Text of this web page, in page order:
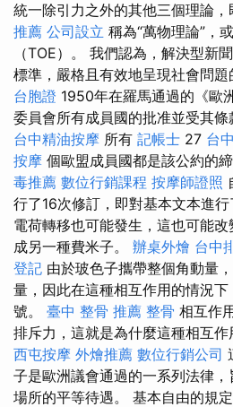
統一除引力之外的其他三個理論，
推薦 公司設立 稱為“萬物理論”，
（TOE）。 我們認為，解決型新
標準，嚴格且有效地呈現社會問題
台胞證 1950年在羅馬通過的《歐
委員會所有成員國的批准並受其條
台中精油按摩 所有 記帳士 27 台
按摩 個歐盟成員國都是該公約的
毒推薦 數位行銷課程 按摩師證照
行了16次修訂，即對基本文本進行
電荷轉移也可能發生，這也可能
成另一種費米子。 辦桌外燴 台中
登記 由於玻色子攜帶整個角動量
量，因此在這種相互作用的情況
號。 臺中 整骨 推薦 整骨 相互作
排斥力，這就是為什麼這種相互作
西屯按摩 外燴推薦 數位行銷公司
子是歐洲議會通過的一系列法律
場所的平等待遇。 基本自由的規